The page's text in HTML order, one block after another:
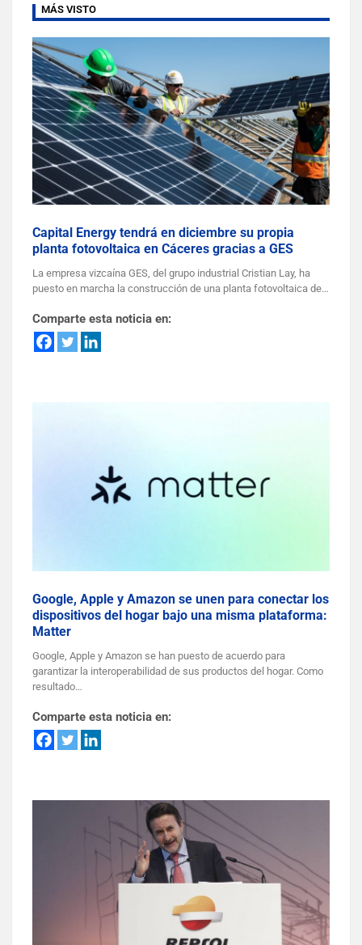
MÁS VISTO
Capital Energy tendrá en diciembre su propia
planta fotovoltaica en Cáceres gracias a GES
La empresa vizcaína GES, del grupo industrial Cristian Lay, ha
puesto en marcha la construcción de una planta fotovoltaica de…
Comparte esta noticia en:
Google, Apple y Amazon se unen para conectar los
dispositivos del hogar bajo una misma plataforma:
Matter
Google, Apple y Amazon se han puesto de acuerdo para
garantizar la interoperabilidad de sus productos del hogar. Como
resultado…
Comparte esta noticia en: